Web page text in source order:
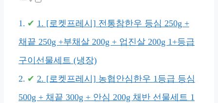
1. [로켓프레시] 전통참한우 등심 250g +
채끝 250g +부채살 200g + 업진살 200g 1+등급
구이선물세트 (냉장)
2. [로켓프레시] 농협안심한우 1등급 등심
500g + 채끝 300g + 안심 200g 채반 선물세트 1